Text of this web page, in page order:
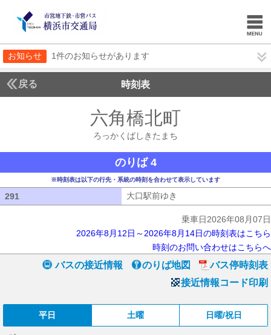
お知らせ 1件のお知らせがあります
戻る 時刻表
六角橋北町
ろっかくばしきたまち
のりば 4
※時刻表は以下の行先・系統の時刻を合わせて表示しています
291 大口駅前ゆき
乗車日2026年08月07日
2026年8月12日～2026年8月14日の時刻表はこちら
時刻のお問い合わせはこちらへ
バスの接近情報 のりば地図
バス停時刻表
接近情報コード印刷
平日 土曜 日曜/祝日